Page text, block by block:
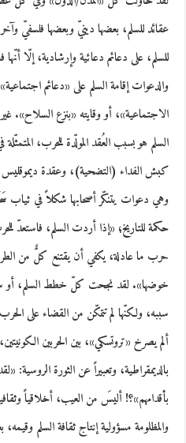
عقائد للسلم، بعضها دينيّ وبعضها فلسفيّ
للسلم، على دعائم دعائية وإرشادية، إلّا
والدعوات إقامة السلم على «دعائم
الاجتماعية»، أو وقايته «بنزع السلاح».
السلم هو بسبب العُقد المولّدة للحرب،
كبش الفداء (التضحية)، وعقدة
وهي دعوات يتنكّر أصحابها شكلاً في ثياب
حكمة للتاريخ؛ «إذا أردت السلم، فاستعدّ
حرب ما عادلة، يكفي أن يقتنع كلٌّ من
خوضها». لقد نجحت كلّ خطط السلم، أو
سببه، ولكنّها لم تتمكّن من القضاء على
ألم يصرخ «تروتسكي»، بين الحربين
بالديمقراطية، وتعبيراً عن الثورة الروسية:
بأقدامهم»؟! أليسَ من العيب، أخلاقياً
والمظلومة مسؤولية إنتاج ثقافة السلم